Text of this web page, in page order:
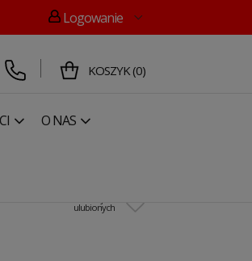
Logowanie
KOSZYK (0)
O NAS
ulubionych